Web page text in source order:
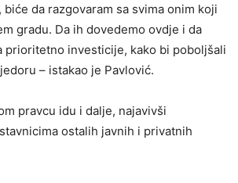
biće da razgovaram sa svima onim koji
gradu. Da ih dovedemo ovdje i da
prioritetno investicije, kako bi poboljšali
– istakao je Pavlović.
pravcu idu i dalje, najavivši
ostalih javnih i privatnih